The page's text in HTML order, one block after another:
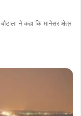
ने कहा कि मानेसर क्षेत्र